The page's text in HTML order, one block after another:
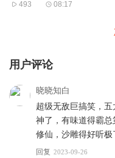
493 08:17
用户评论
晓晓知白
超级无敌巨搞笑，
神了，有味道得霸
修仙，沙雕得好听极
回复 2023-09-26